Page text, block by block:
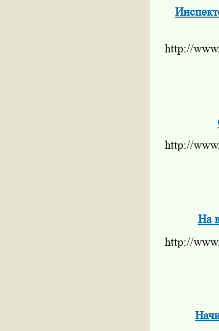
http://
http://
На
http://